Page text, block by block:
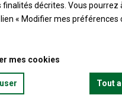
finalités décrites. Vous
« Modifier mes préférences
mes cookies
Tout